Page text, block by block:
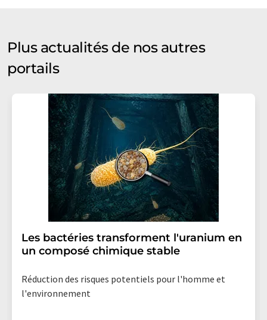
Plus actualités de nos autres
portails
Les bactéries transforment l'uranium en
un composé chimique stable
Réduction des risques potentiels pour l'homme et
l'environnement